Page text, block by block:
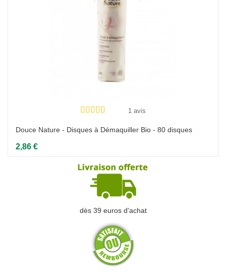
1 avis
Douce Nature - Disques à Démaquiller Bio - 80 disques
2,86 €
dès 39 euros d'achat